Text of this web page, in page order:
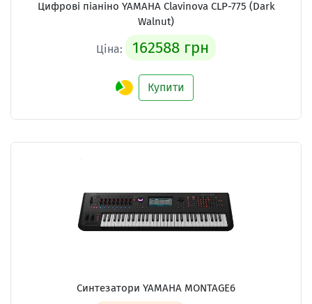
Цифрові піаніно YAMAHA Clavinova CLP-775 (Dark
Walnut)
Ціна: 162588 грн
Купити
Синтезатори YAMAHA MONTAGE6